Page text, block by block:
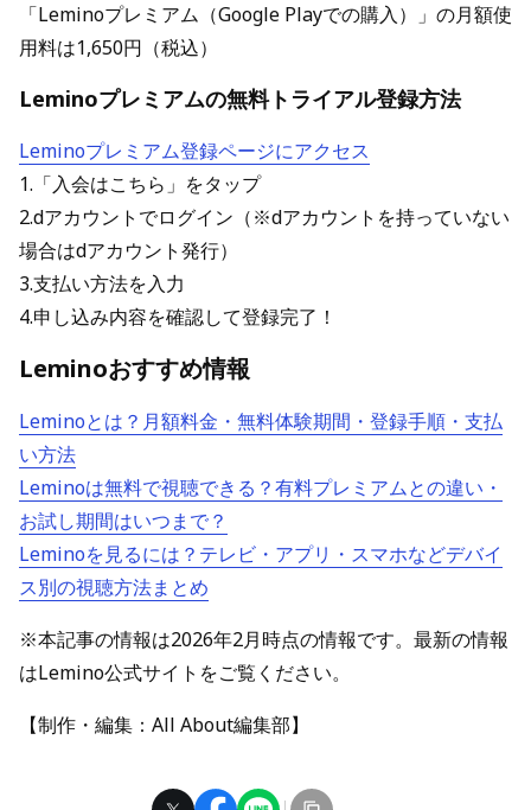
「Leminoプレミアム（Google Playでの購入）」の月額使
用料は1,650円（税込）
Leminoプレミアムの無料トライアル登録方法
Leminoプレミアム登録ページにアクセス
1.「入会はこちら」をタップ
2.dアカウントでログイン（※dアカウントを持っていない
場合はdアカウント発行）
3.支払い方法を入力
4.申し込み内容を確認して登録完了！
Leminoおすすめ情報
Leminoとは？月額料金・無料体験期間・登録手順・支払
い方法
Leminoは無料で視聴できる？有料プレミアムとの違い・
お試し期間はいつまで？
Leminoを見るには？テレビ・アプリ・スマホなどデバイ
ス別の視聴方法まとめ
※本記事の情報は2026年2月時点の情報です。最新の情報
はLemino公式サイトをご覧ください。
【制作・編集：All About編集部】